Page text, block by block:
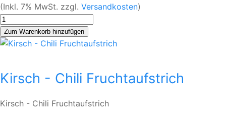
(Inkl. 7% MwSt. zzgl. Versandkosten)
Kirsch - Chili Fruchtaufstrich
Kirsch - Chili Fruchtaufstrich